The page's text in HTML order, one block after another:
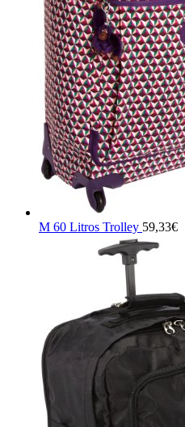
M 60 Litros Trolley 59,33€